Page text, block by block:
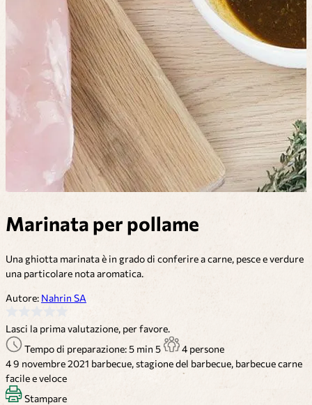
Marinata per pollame
Una ghiotta marinata è in grado di conferire a carne, pesce e verdure
una particolare nota aromatica.
Autore: Nahrin SA
Lasci la prima valutazione, per favore.
Tempo di preparazione: 5 min 5
4 persone
49 novembre 2021 barbecue, stagione del barbecue, barbecuecarne
facile e veloce
Stampare